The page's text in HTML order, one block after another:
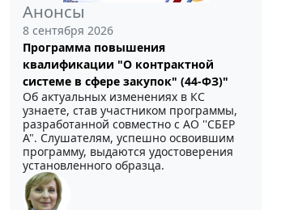
Анонсы
8 сентября 2026
Программа повышения
квалификации "О контрактной
системе в сфере закупок" (44-ФЗ)"
Об актуальных изменениях в КС
узнаете, став участником программы,
разработанной совместно с АО ''СБЕР
А". Слушателям, успешно освоившим
программу, выдаются удостоверения
установленного образца.